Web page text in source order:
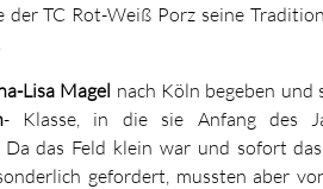
TC Rot-Weiß Porz seine
Lisa Magel nach Köln begeben
- Klasse, in die sie Anfang des
Da das Feld klein war und sofort
gefordert, mussten aber